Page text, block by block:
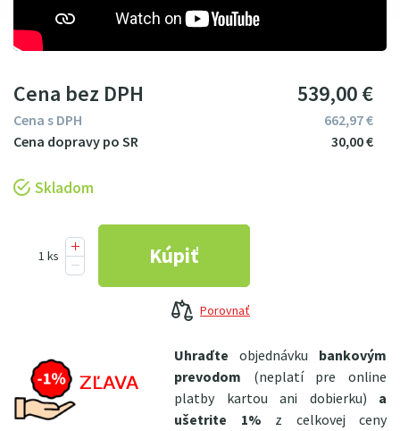
Uhraďte objednávku bankovým
prevodom (neplatí pre online
platby kartou ani dobierku) a
ušetrite 1% z celkovej ceny
Skladom
Cena bez DPH 539 00€
Cena s DPH 662 97€
30 00€
Porovnať